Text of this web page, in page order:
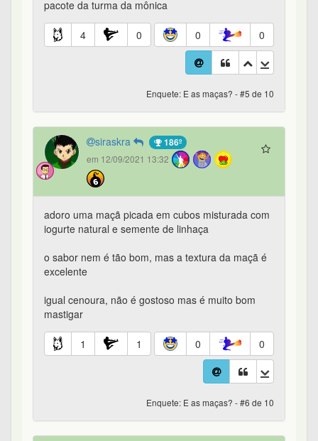
pacote da turma da mônica
4 0 0 0
Enquete: E as maças? - #5 de 10
siraskra 186º
em 12/09/2021 13:32
adoro uma maçã picada em cubos misturada com
iogurte natural e semente de linhaça
o sabor nem é tão bom, mas a textura da maçã é
excelente
igual cenoura, não é gostoso mas é muito bom
mastigar
1 1 0 0
Enquete: E as maças? - #6 de 10